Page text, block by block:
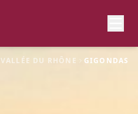
VALLÉE DU RHÔNE GIGONDAS